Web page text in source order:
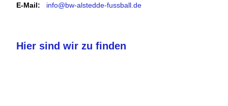
E-Mail: info@bw-alstedde-fussball.de
Hier sind wir zu finden